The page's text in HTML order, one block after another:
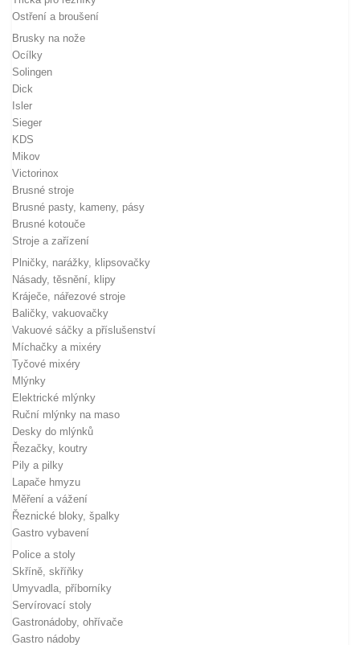
Ostření a broušení
Brusky na nože
Ocílky
Solingen
Dick
Isler
Sieger
KDS
Mikov
Victorinox
Brusné stroje
Brusné pasty, kameny, pásy
Brusné kotouče
Stroje a zařízení
Plničky, narážky, klipsovačky
Násady, těsnění, klipy
Kráječe, nářezové stroje
Baličky, vakuovačky
Vakuové sáčky a příslušenství
Míchačky a mixéry
Tyčové mixéry
Mlýnky
Elektrické mlýnky
Ruční mlýnky na maso
Desky do mlýnků
Řezačky, koutry
Pily a pilky
Lapače hmyzu
Měření a vážení
Řeznické bloky, špalky
Gastro vybavení
Police a stoly
Skříně, skříňky
Umyvadla, příborníky
Servírovací stoly
Gastronádoby, ohřívače
Gastro nádoby